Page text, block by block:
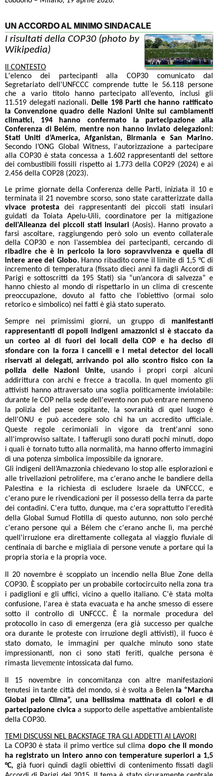
UN ACCORDO AL MINIMO SINDACALE
I risultati della COP30 (photo by
Wikipedia)
Il CONTESTO
L'elenco dei partecipanti alla COP30 comunicato dal
Segretariato dell'UNFCCC comprende tutte le 56.118 persone
che a vario titolo hanno partecipato all’evento, inclusi gli
11.519 delegati nazionali.
Delle 198 Parti che hanno ratificato
la Convenzione quadro delle Nazioni Unite sui cambiamenti
climatici, 194 hanno confermato la partecipazione alla
Conferenza di Belém, mentre non hanno inviato delegazioni:
Stati Uniti d’America, Afganistan, Birmania e San Marino.
Secondo l’ONG Global Witness, l'autorizzazione a partecipare
alla COP30 è stata concessa a 1.602 rappresentanti del settore
dei combustibili fossili rispetto ai 1.773 della COP29 (2024) e ai
2.456 della COP28 (2023).
Le prime giornate della Conferenza delle Parti, iniziata il 10 e
terminata il 21 novembre scorso, sono state caratterizzate dalla
vivace protesta dei rappresentanti dei piccoli stati insulari
guidati da Toiata Apelu-Uili, coordinatore per la mitigazione
dell'Alleanza dei piccoli stati insulari (Aosis). Hanno provato a
farsi ascoltare, raggiungendo però solo un evento collaterale
della COP30 e non l’assemblea dei partecipanti, cercando di
ribadire che è in pericolo la loro sopravvivenza e quella di
intere aree del Globo.Hanno ribadito come il limite di 1,5 °C di
incremento di temperatura (fissato dieci anni fa dagli Accordi di
Parigi e sottoscritti da 195 Stati) sia “un’ancora di salvezza” e
hanno chiesto al mondo di rispettarlo in un clima di crescente
preoccupazione, dovuto al fatto che l’obiettivo (ormai solo
retorico e simbolico) nei fatti è già stato superato.
Sempre nei primissimi giorni, un gruppo di manifestanti
rappresentanti di popoli indigeni amazzonici si è staccato da
un corteo al di fuori dei locali della COP e ha deciso di
sfondare con la forza i cancelli e i metal detector dei locali
riservati ai delegati, arrivando poi allo scontro fisico con la
polizia delle Nazioni Unite, usando i propri corpi alcuni
addirittura con archi e frecce a tracolla. In quel momento gli
attivisti hanno attraversato una soglia politicamente inviolabile:
durante le COP nella sede dell'evento non può entrare nemmeno
la polizia del paese ospitante, la sovranità di quel luogo è
dell'ONU e può accedere solo chi ha un accredito ufficiale.
Queste regole cerimoniali in vigore da trent'anni sono
all'improvviso saltate. I tafferugli sono durati pochi minuti, dopo
i quali è tornato tutto alla normalità, ma hanno offerto immagini
di una potenza simbolica impossibile da ignorare.
Gli indigeni dell’Amazzonia chiedevano lo stop alle esplorazioni e
alle trivellazioni petrolifere, ma c'erano anche le bandiere della
Palestina e la richiesta di escludere Israele da UNFCCC, e
c'erano pure le rivendicazioni per il possesso della terra da parte
dei contadini. C'era tutto, dunque, ma c'era soprattutto l'eredità
della Global Sumud Flotilla di questo autunno, non solo perché
c'erano persone qui a Bélem che c'erano anche lì, ma perché
quell'irruzione era direttamente collegata al viaggio fluviale di
centinaia di barche e migliaia di persone venute a portare qui la
propria storia e la propria voce.
Il 20 novembre è scoppiato un incendio nella Blue Zone della
COP30. È scoppiato per un probabile cortocircuito nella zona tra
i padiglioni e gli uffici, vicino a quello italiano. C'è stata molta
confusione, l'area è stata evacuata e ha anche smesso di essere
sotto il controllo di UNFCCC. È la normale procedura del
protocollo in caso di emergenza (era già successo per qualche
ora durante le proteste con irruzione degli attivisti), il fuoco è
stato domato, le immagini per qualche minuto sono state
impressionanti, non ci sono stati feriti, qualche persona è
rimasta lievemente intossicata dal fumo.
Il 15 novembre in concomitanza con altre manifestazioni
tenutesi in tante città del mondo, si è svolta a Belen la “Marcha
Global pelo Clima”, una bellissima mattinata di colori e di
partecipazione civica a supporto delle aspettative ambientaliste
della COP30.
TEMI DISCUSSI NEL BACKSTAGE TRA GLI ADDETTI AI LAVORI
La COP30 è stata il primo vertice sul clima dopo che il mondo
ha registrato un intero anno con temperature superiori a 1,5
°C, già fuori quindi dagli obiettivi di contenimento fissati dagli